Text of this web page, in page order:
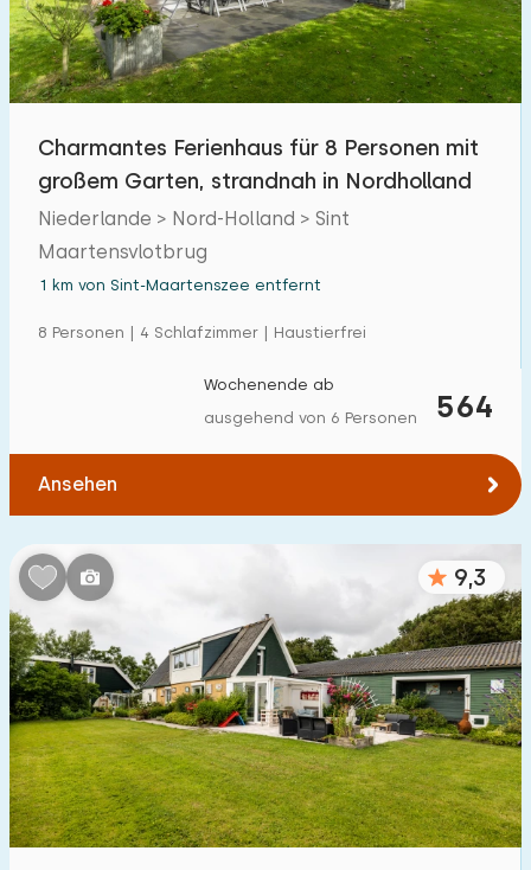
Hallenbad 0
Freibad 5
Kinderanimation
Kindereinrichtungen im Park
Zugänglichkeit
Charmantes Ferienhaus für 8 Personen mit
großem Garten, strandnah in Nordholland
Niederlande > Nord-Holland > Sint
Maartensvlotbrug
1 km von Sint-Maartenszee entfernt
8 Personen | 4 Schlafzimmer | Haustierfrei
564
Wochenende ab
ausgehend von 6 Personen
Ansehen
9,3